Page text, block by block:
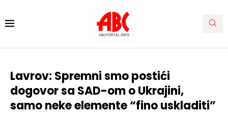
Lavrov: Spremni smo postići
dogovor sa SAD-om o Ukrajini,
samo neke elemente “fino uskladiti”